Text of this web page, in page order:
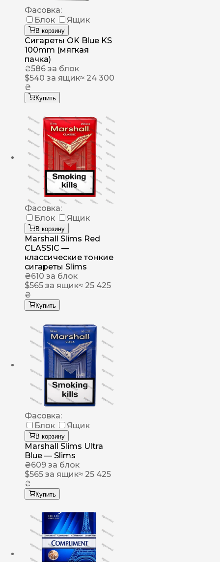
Фасовка:
Блок
Ящик
В корзину
Сигареты OK Blue KS
100mm (мягкая
пачка)
₴586 за блок
$540 за ящик≈ 24 300
₴
Купить
Фасовка:
Блок
Ящик
В корзину
Marshall Slims Red
CLASSIC —
классические тонкие
сигареты Slims
₴610 за блок
$565 за ящик≈ 25 425
₴
Купить
Фасовка:
Блок
Ящик
В корзину
Marshall Slims Ultra
Blue — Slims
₴609 за блок
$565 за ящик≈ 25 425
₴
Купить